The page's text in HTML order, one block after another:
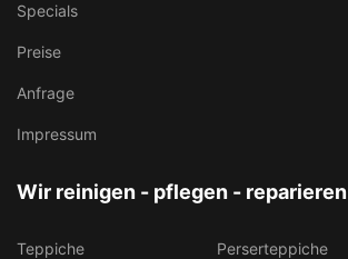
Specials
Preise
Anfrage
Impressum
Wir reinigen - pflegen - reparieren
Teppiche Perserteppiche